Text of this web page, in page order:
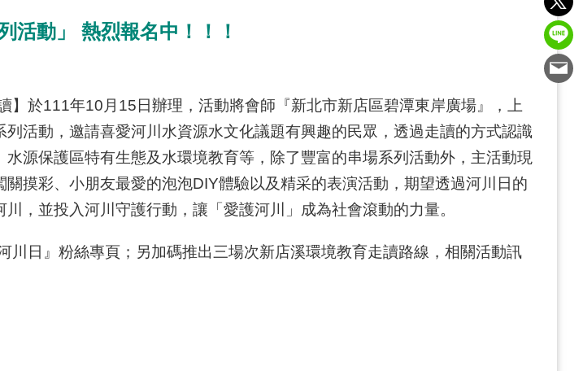
活動」 熱烈報名中！！！
】於111年10月15日辦理，活動將會師『新北市新店區碧潭東岸廣場』，上
活動，邀請喜愛河川水資源水文化議題有興趣的民眾，透過走讀的方式認識
源保護區特有生態及水環境教育等，除了豐富的串場系列活動外，主活動現
摸彩、小朋友最愛的泡泡DIY體驗以及精采的表演活動，期望透過河川日的
，並投入河川守護行動，讓「愛護河川」成為社會滾動的力量。
川日』粉絲專頁；另加碼推出三場次新店溪環境教育走讀路線，相關活動訊